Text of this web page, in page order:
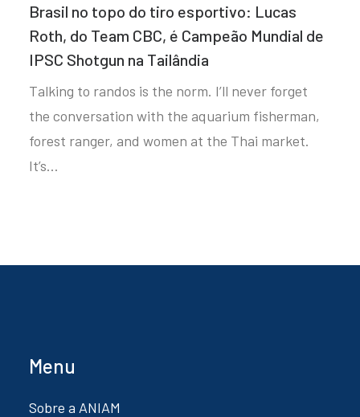
Brasil no topo do tiro esportivo: Lucas
Roth, do Team CBC, é Campeão Mundial de
IPSC Shotgun na Tailândia
Talking to randos is the norm. I’ll never forget
the conversation with the aquarium fisherman,
forest ranger, and women at the Thai market.
It’s…
Menu
Sobre a ANIAM